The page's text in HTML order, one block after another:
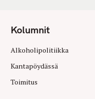
Kolumnit
Alkoholipolitiikka
Kantapöydässä
Toimitus